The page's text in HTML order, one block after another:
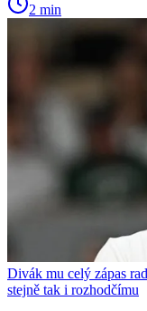
2 min
Divák mu celý zápas
stejně tak i rozhodčímu